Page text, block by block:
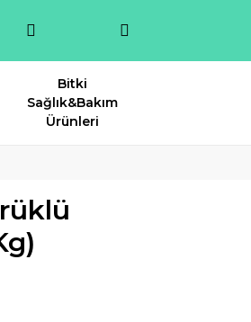
Bitki
Sağlık&Bakım
Ürünleri